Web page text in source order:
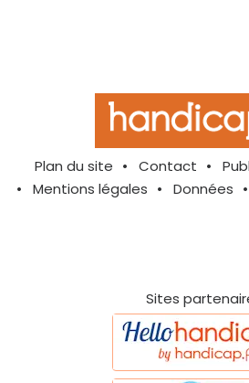
Plan du site Contact
Mentions légales
Données
Sites